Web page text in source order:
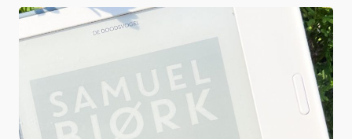
SICILIAANSE
LEEUWEN